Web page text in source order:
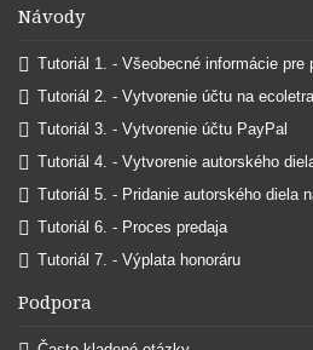
Návody
Tutoriál 1. - Všeobecné informácie pre
Tutoriál 2. - Vytvorenie účtu na
Tutoriál 3. - Vytvorenie účtu PayPal
Tutoriál 4. - Vytvorenie autorského
Tutoriál 5. - Pridanie autorského diela
Tutoriál 6. - Proces predaja
Tutoriál 7. - Výplata honoráru
Podpora